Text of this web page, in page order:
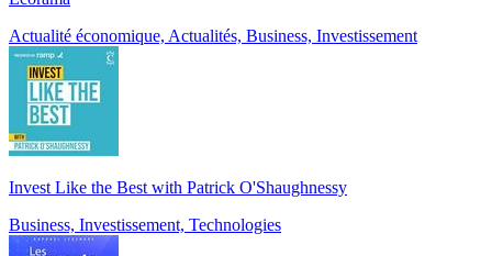
Actualité économique, Actualités, Business, Investissement
Invest Like the Best with Patrick O'Shaughnessy
Business, Investissement, Technologies